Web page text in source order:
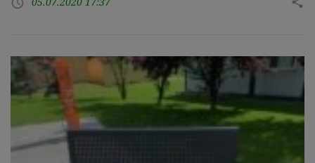
access_time